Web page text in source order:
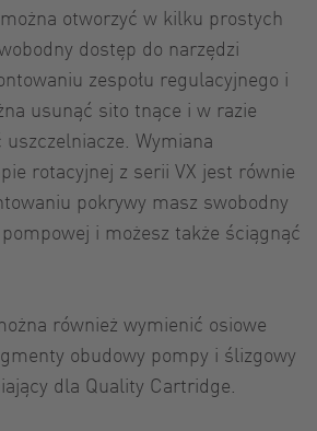
otworzyć w kilku prostych
dostęp do narzędzi
zespołu regulacyjnego i
usunąć sito tnące i w razie
Wymiana
rotacyjnej z serii VX jest równie
pokrywy masz swobodny
i możesz także ściągnąć
również wymienić osiowe
obudowy pompy i ślizgowy
dla Quality Cartridge.